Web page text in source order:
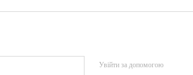
Увійти за допомогою